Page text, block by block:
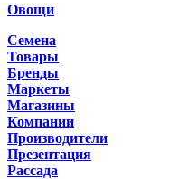
Овощи
Семена
Товары
Бренды
Маркеты
Магазины
Компании
Производители
Презентация
Рассада